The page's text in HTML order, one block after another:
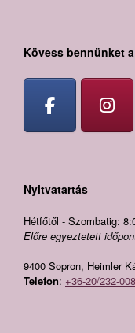
Kövess bennünket
Nyitvatartás
Hétfőtől - Szombatig:
Előre egyeztetett
9400 Sopron, Heimler
Telefon: +36-20/232-